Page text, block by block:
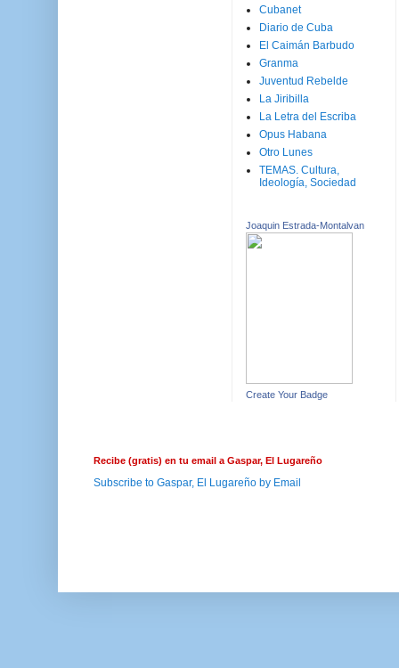
Cubanet
Diario de Cuba
El Caimán Barbudo
Granma
Juventud Rebelde
La Jiribilla
La Letra del Escriba
Opus Habana
Otro Lunes
TEMAS. Cultura,
Ideología, Sociedad
Joaquin Estrada-Montalvan
Create Your Badge
Recibe (gratis) en tu email a Gaspar, El Lugareño
Subscribe to Gaspar, El Lugareño by Email